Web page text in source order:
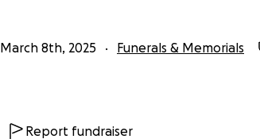
March 8th, 2025 Funerals & Memorials
Report fundraiser